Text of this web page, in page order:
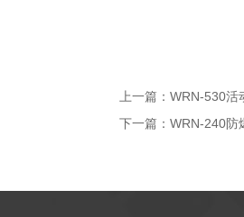
上一篇： WRN-530活
下一篇： WRN-240防